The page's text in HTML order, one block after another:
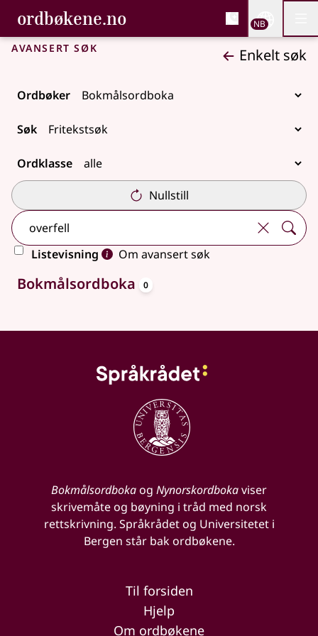
Gå til hovedinnhold
Tilgjengelighet
ordbøkene.no, Bokmålsordboka og
Bokmålsordboka og Nynorskordboka
NB
Avansert søk Enkelt søk
Ordbøker
Søk
Ordklasse
Nullstill
Listevisning
Om avansert søk
Ingen treff
Bokmålsordboka 0
Bokmålsordbokaog Nynorskordbokaviser
skrivemåte og bøyning i tråd med norsk
rettskrivning. Språkrådet og Universitetet i
Bergen står bak ordbøkene.
Til forsiden
Hjelp
Om ordbøkene